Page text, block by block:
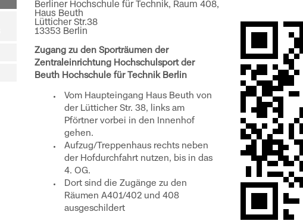
Berliner Hochschule für Technik, Raum 408,
Haus Beuth
Lütticher Str.38
13353 Berlin
Zugang zu den Sporträumen der
Zentraleinrichtung Hochschulsport der
Beuth Hochschule für Technik Berlin
Vom Haupteingang Haus Beuth von
der Lütticher Str. 38, links am
Pförtner vorbei in den Innenhof
gehen.
Aufzug/Treppenhaus rechts neben
der Hofdurchfahrt nutzen, bis in das
4. OG.
Dort sind die Zugänge zu den
Räumen A401/402 und 408
ausgeschildert